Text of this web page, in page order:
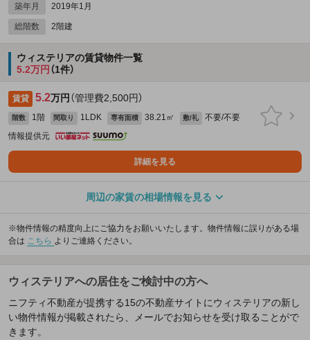
築年月 2019年1月
総階数 2階建
ウィステリアの賃貸物件一覧
5.2万円 （1件）
賃貸 5.2万円 （管理費2,500円）
階数 1階 間取り 1LDK 専有面積 38.21㎡ 敷/礼
不要/不要
情報提供元
詳細を見る
周辺の家賃の相場情報を見る
※物件情報の精度向上にご協力をお願いいたします。物件情報に誤りがある場
合は こちら よりご連絡ください。
ウィステリアへの居住をご検討中の方へ
ニフティ不動産が提携する15の不動産サイトにウィステリアの新し
い物件情報が掲載されたら、メールでお知らせを受け取ることがで
きます。